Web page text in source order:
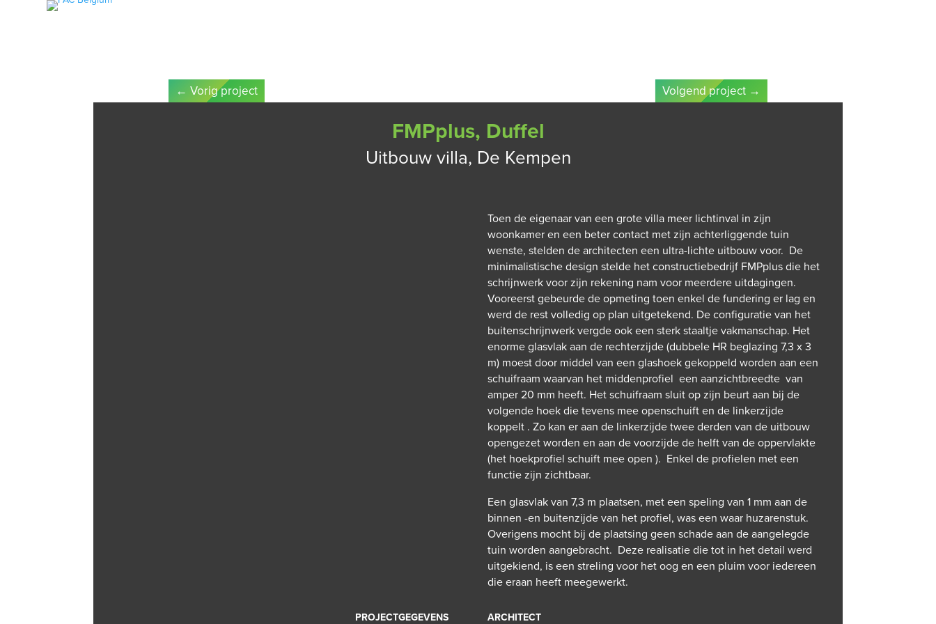
← Vorig project Volgend project →
FMPplus, Duffel
Uitbouw villa, De Kempen
Toen de eigenaar van een grote villa meer lichtinval in zijn
woonkamer en een beter contact met zijn achterliggende tuin
wenste, stelden de architecten een ultra-lichte uitbouw voor. De
minimalistische design stelde het constructiebedrijf FMPplus die het
schrijnwerk voor zijn rekening nam voor meerdere uitdagingen.
Vooreerst gebeurde de opmeting toen enkel de fundering er lag en
werd de rest volledig op plan uitgetekend. De configuratie van het
buitenschrijnwerk vergde ook een sterk staaltje vakmanschap. Het
enorme glasvlak aan de rechterzijde (dubbele HR beglazing 7,3 x 3
m) moest door middel van een glashoek gekoppeld worden aan een
schuifraam waarvan het middenprofiel een aanzichtbreedte van
amper 20 mm heeft. Het schuifraam sluit op zijn beurt aan bij de
volgende hoek die tevens mee openschuift en de linkerzijde
koppelt . Zo kan er aan de linkerzijde twee derden van de uitbouw
opengezet worden en aan de voorzijde de helft van de oppervlakte
(het hoekprofiel schuift mee open ). Enkel de profielen met een
functie zijn zichtbaar.
Een glasvlak van 7,3 m plaatsen, met een speling van 1 mm aan de
binnen -en buitenzijde van het profiel, was een waar huzarenstuk.
Overigens mocht bij de plaatsing geen schade aan de aangelegde
tuin worden aangebracht. Deze realisatie die tot in het detail werd
uitgekiend, is een streling voor het oog en een pluim voor iedereen
die eraan heeft meegewerkt.
PROJECTGEGEVENS
ARCHITECT